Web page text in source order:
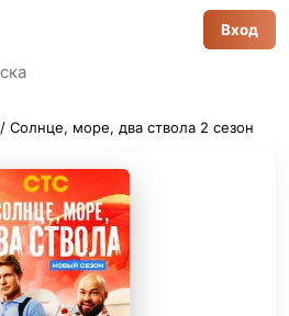
Вход
/ Солнце, море, два ствола 2 сезон